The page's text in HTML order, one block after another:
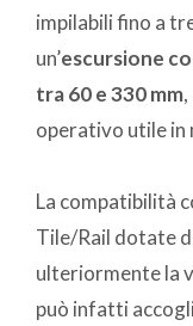
impilabili fino a
un’escursione
tra 60 e 330 mm
operativo utile in
La compatibilità
Tile/Rail dotate
ulteriormente la
può infatti